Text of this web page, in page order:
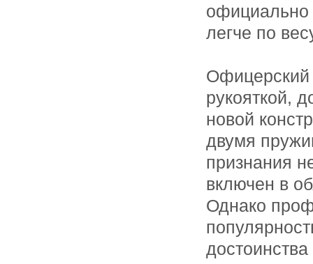
официально
легче по
Офицерский
рукояткой,
новой
двумя
признания
включен в
Однако